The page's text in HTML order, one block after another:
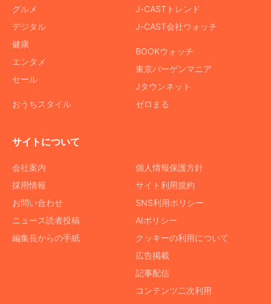
グルメ
デジタル
健康
エンタメ
セール
おうちスタイル
J-CASTトレンド
J-CAST会社ウォッチ
BOOKウォッチ
東京バーゲンマニア
Jタウンネット
ゼロまる
サイトについて
会社案内
採用情報
お問い合わせ
ニュース読者投稿
編集長からの手紙
個人情報保護方針
サイト利用規約
SNS利用ポリシー
AIポリシー
クッキーの利用について
広告掲載
記事配信
コンテンツ二次利用